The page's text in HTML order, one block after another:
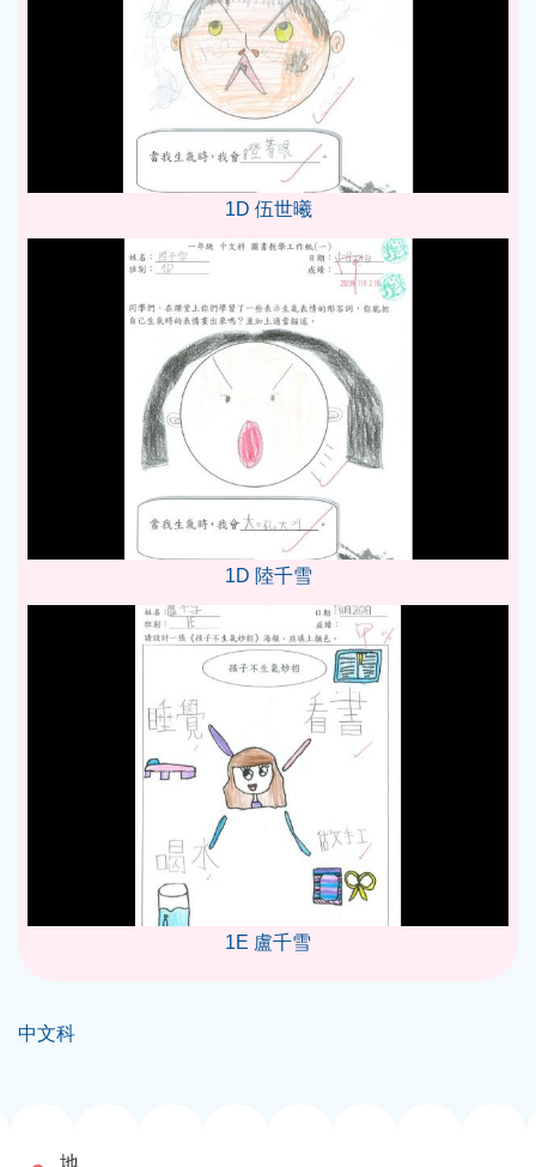
1D 伍世曦
1D 陸千雪
1E 盧千雪
中文科
地